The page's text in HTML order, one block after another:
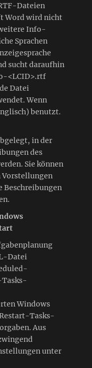
Dateien
Word wird nicht
Info-
Sprachen
sucht daraufhin
<LCID>.rtf
Datei
Wenn
benutzt.
in der
des
Sie können
Vorstellungen
Beschreibungen
Datei
Windows
Tasks-
Aus
unter